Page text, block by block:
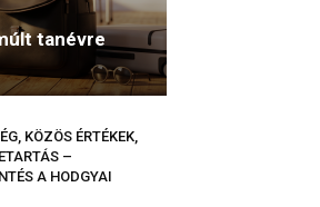
tanévre
KÖZÖS ÉRTÉKEK,
–
A HODGYAI